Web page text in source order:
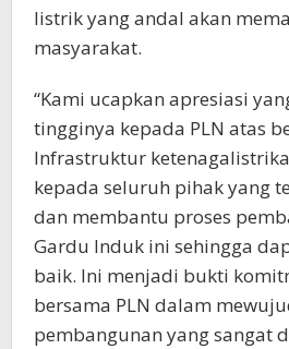
listrik yang andal akan
masyarakat.
“Kami ucapkan apresiasi
tingginya kepada PLN atas
Infrastruktur
kepada seluruh pihak yang
dan membantu proses
Gardu Induk ini sehingga
baik. Ini menjadi bukti
bersama PLN dalam
pembangunan yang sangat